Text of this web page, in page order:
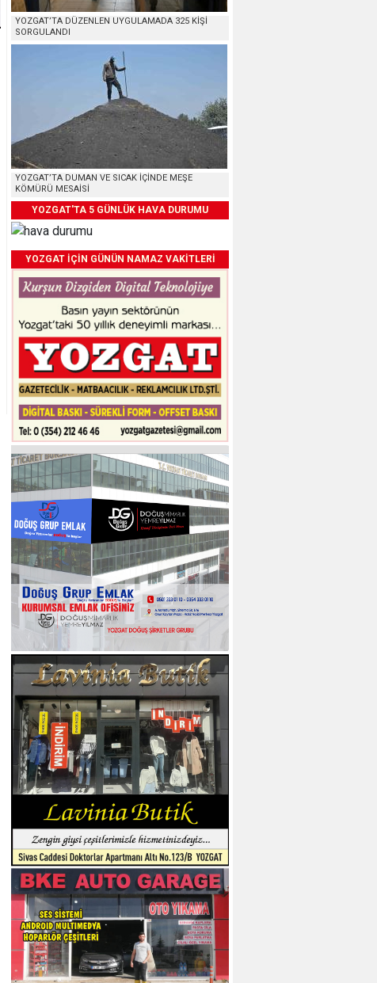
YOZGAT’TA DÜZENLEN UYGULAMADA 325 KİŞİ
SORGULANDI
YOZGAT’TA DUMAN VE SICAK İÇİNDE MEŞE
KÖMÜRÜ MESAİSİ
YOZGAT'TA 5 GÜNLÜK HAVA DURUMU
YOZGAT İÇİN GÜNÜN NAMAZ VAKİTLERİ